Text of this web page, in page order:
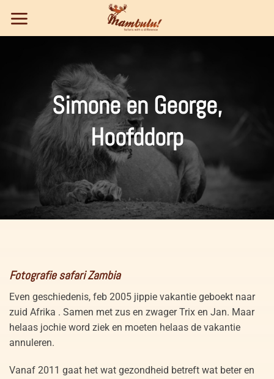
naar
inhoud
Simone en George,
Hoofddorp
Fotografie safari Zambia
Even geschiedenis, feb 2005 jippie vakantie geboekt naar
zuid Afrika . Samen met zus en zwager Trix en Jan. Maar
helaas jochie word ziek en moeten helaas de vakantie
annuleren.
Vanaf 2011 gaat het wat gezondheid betreft wat beter en